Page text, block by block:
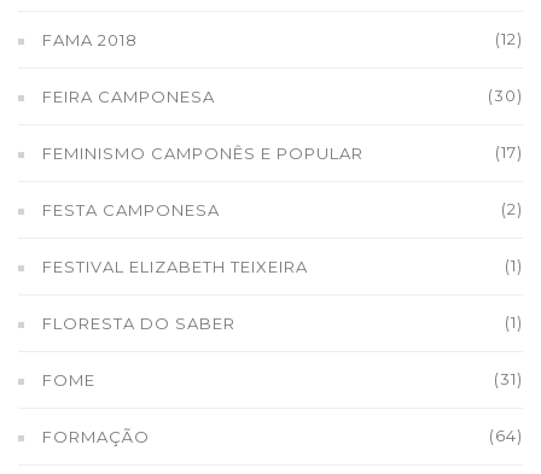
FAMA 2018 (12)
FEIRA CAMPONESA (30)
FEMINISMO CAMPONÊS E POPULAR (17)
FESTA CAMPONESA (2)
FESTIVAL ELIZABETH TEIXEIRA (1)
FLORESTA DO SABER (1)
FOME (31)
FORMAÇÃO (64)